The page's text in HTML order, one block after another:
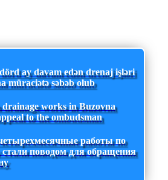
ay davam edən drenaj işləri
müraciətə səbəb olub
works in Buzovna
to the ombudsman
работы по
стали поводом для обращения